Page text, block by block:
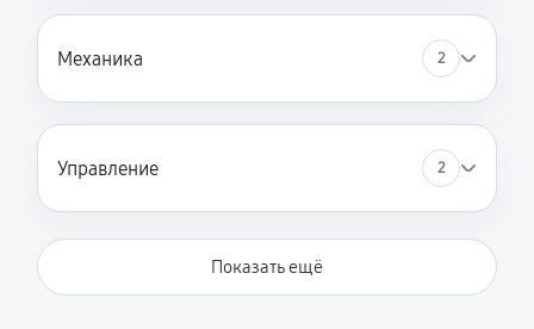
Механика 2
Управление 2
Показать ещё